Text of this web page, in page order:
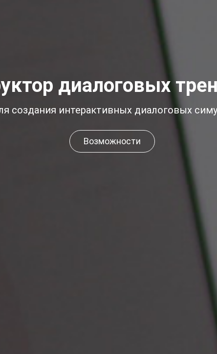
диалоговых
создания интерактивных диалоговых
Возможности